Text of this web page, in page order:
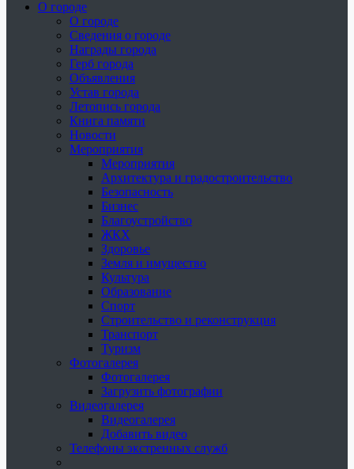
О городе
О городе
Сведения о городе
Награды города
Герб города
Объявления
Устав города
Летопись города
Книга памяти
Новости
Мероприятия
Мероприятия
Архитектура и градостроительство
Безопасность
Бизнес
Благоустройство
ЖКХ
Здоровье
Земля и имущество
Культура
Образование
Спорт
Строительство и реконструкция
Транспорт
Туризм
Фотогалерея
Фотогалерея
Загрузить фотографии
Видеогалерея
Видеогалерея
Добавить видео
Телефоны экстренных служб